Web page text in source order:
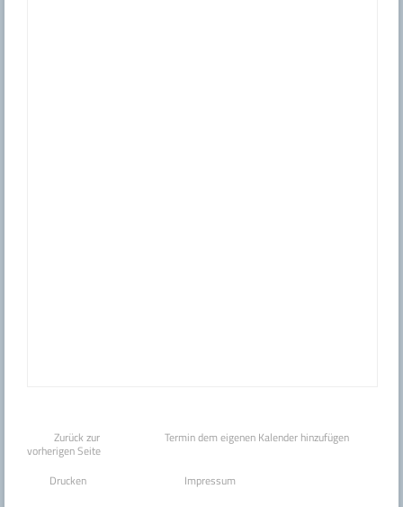
Termin dem eigenen Kalender hinzufügen
Zurück zur
vorherigen Seite
Drucken
Impressum